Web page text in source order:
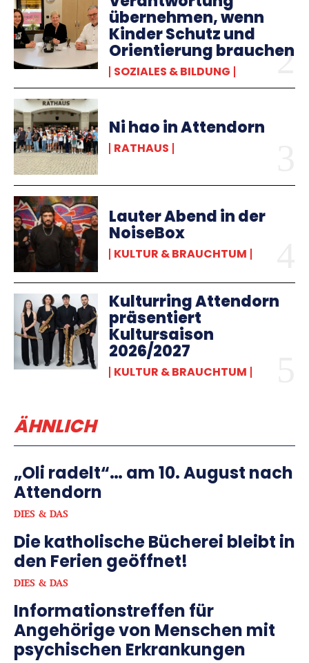
übernehmen, wenn
Kinder Schutz und
Orientierung brauchen
SOZIALES & BILDUNG
Ni hao in Attendorn
RATHAUS
Lauter Abend in der
NoiseBox
KULTUR & BRAUCHTUM
Kulturring Attendorn
präsentiert
Kultursaison
2026/2027
KULTUR & BRAUCHTUM
ÄHNLICH
„Oli radelt“… am 10. August nach
Attendorn
DIES & DAS
Die katholische Bücherei bleibt in
den Ferien geöffnet!
DIES & DAS
Informationstreffen für
Angehörige von Menschen mit
psychischen Erkrankungen